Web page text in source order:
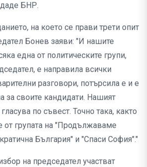
БНР.
на което се прави трети опит
Бонев заяви: "И нашите
една от политическите групи,
е направила всички
разговори, потърсила е и е
за своите кандидати. Нашият
по съвест. Точно така, както
групата на "Продължаваме
България" и "Спаси София"."
на председател участват